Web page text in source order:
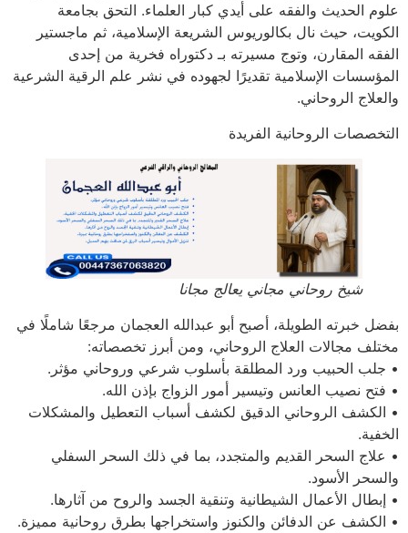
علوم الحديث والفقه على أيدي كبار العلماء. التحق بجامعة
الكويت، حيث نال بكالوريوس الشريعة الإسلامية، ثم ماجستير
الفقه المقارن، وتوج مسيرته بـ دكتوراه فخرية من إحدى
المؤسسات الإسلامية تقديرًا لجهوده في نشر علم الرقية الشرعية
والعلاج الروحاني.
التخصصات الروحانية الفريدة
شيخ روحاني مجاني يعالج مجانا
بفضل خبرته الطويلة، أصبح أبو عبدالله العجمان مرجعًا شاملًا في
مختلف مجالات العلاج الروحاني، ومن أبرز تخصصاته:
• جلب الحبيب ورد المطلقة بأسلوب شرعي وروحاني مؤثر.
• فتح نصيب العانس وتيسير أمور الزواج بإذن الله.
• الكشف الروحاني الدقيق لكشف أسباب التعطيل والمشكلات
الخفية.
• علاج السحر القديم والمتجدد، بما في ذلك السحر السفلي
والسحر الأسود.
• إبطال الأعمال الشيطانية وتنقية الجسد والروح من آثارها.
• الكشف عن الدفائن والكنوز واستخراجها بطرق روحانية مميزة.